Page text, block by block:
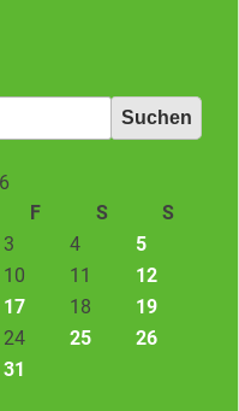
F S
S
3 4
5
10 11
12
17 18
19
24 25
26
31